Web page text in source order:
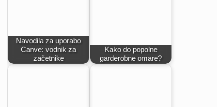
Navodila za uporabo
Canve: vodnik za
začetnike
Kako do popolne
garderobne omare?